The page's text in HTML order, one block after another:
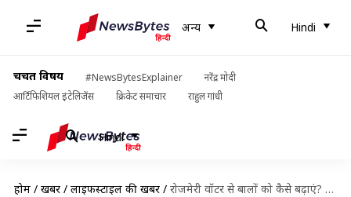
अन्य Hindi
चर्चित विषय #NewsBytesExplainer
नरेंद्र मोदी
आर्टिफिशियल इंटेलिजेंस
क्रिकेट समाचार राहुल गांधी
Hindi
होम / खबरें / लाइफस्टाइल की खबरें / रोजमेरी वॉटर से बालों को कैसे बढ़ाएं? जानें आसान तरीका